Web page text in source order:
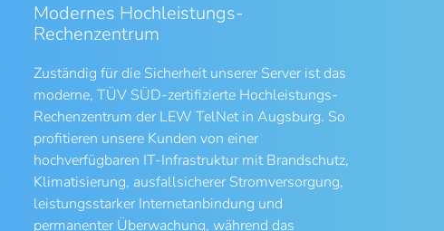
Modernes Hochleistungs-
Rechenzentrum
Zuständig für die Sicherheit unserer Server ist das
moderne, TÜV SÜD-zertifizierte Hochleistungs-
Rechenzentrum der LEW TelNet in Augsburg. So
profitieren unsere Kunden von einer
hochverfügbaren IT-Infrastruktur mit Brandschutz,
Klimatisierung, ausfallsicherer Stromversorgung,
leistungsstarker Internetanbindung und
permanenter Überwachung, während das